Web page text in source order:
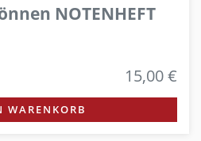
NOTENHEFT
15,00 €
WARENKORB